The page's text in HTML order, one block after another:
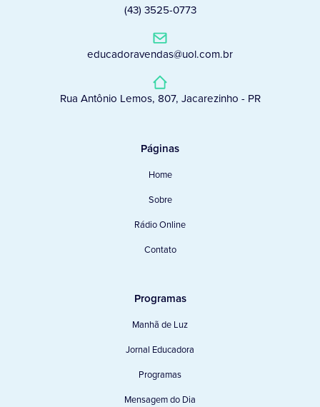
(43) 3525-0773
educadoravendas@uol.com.br
Rua Antônio Lemos, 807, Jacarezinho - PR
Páginas
Home
Sobre
Rádio Online
Contato
Programas
Manhã de Luz
Jornal Educadora
Programas
Mensagem do Dia